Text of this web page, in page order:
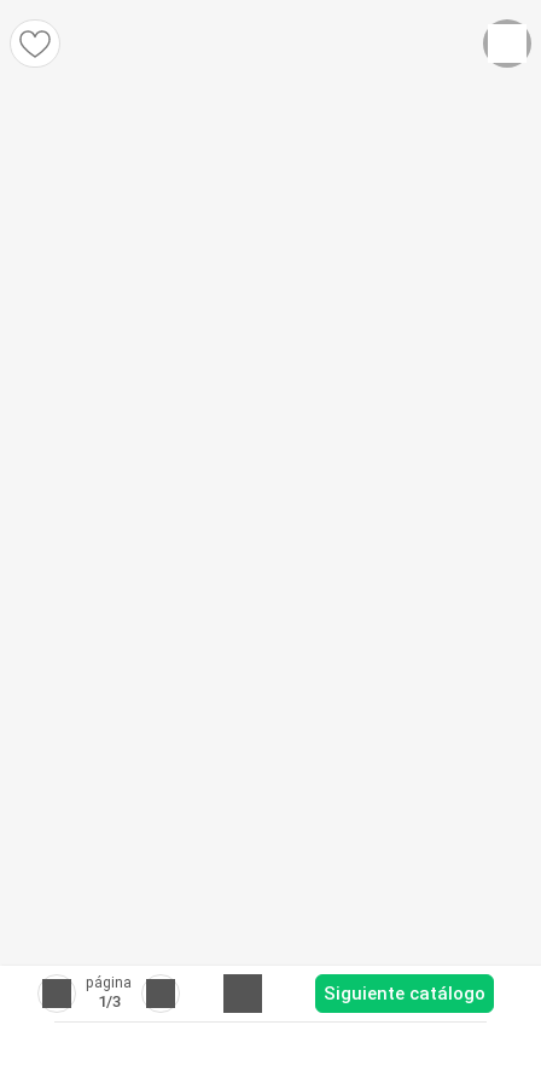
página
1/3 Siguiente catálogo